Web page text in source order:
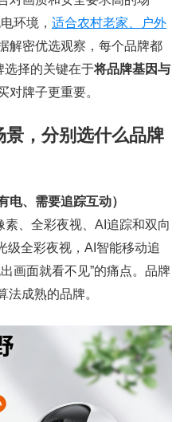
环境， 适合农村老家、户外
解密优选观察，每个品牌都
选择的关键在于将品牌基因与
对牌子更重要。
，分别选什么品牌
电、需要追踪互动）
、全彩夜视、AI追踪和双向
级全彩夜视，AI智能移动追
画面就看不见”的痛点。品牌
法成熟的品牌。